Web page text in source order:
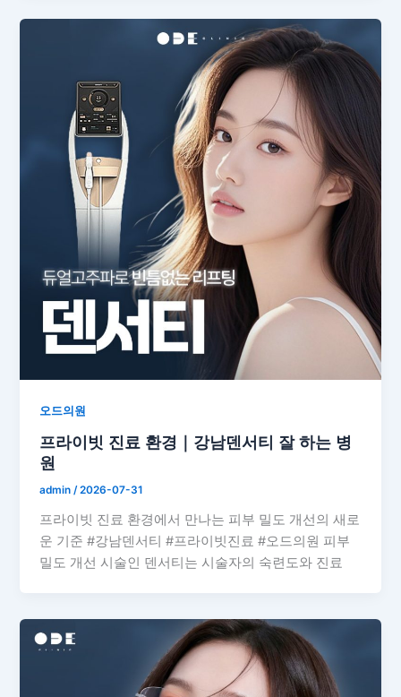
오드의원
프라이빗 진료 환경｜강남덴서티 잘 하는 병
원
admin/2026-07-31
프라이빗 진료 환경에서 만나는 피부 밀도 개선의 새로
운 기준 #강남덴서티 #프라이빗진료 #오드의원 피부
밀도 개선 시술인 덴서티는 시술자의 숙련도와 진료